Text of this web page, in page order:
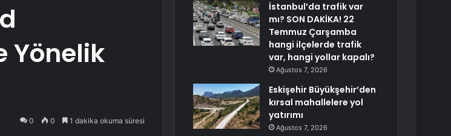
Yönelik
0 0 1 dakika okuma süresi
İstanbul’da trafik var
mı? SON DAKİKA! 22
Temmuz Çarşamba
hangi ilçelerde trafik
var, hangi yollar kapalı?
Ağustos 7, 2026
Eskişehir Büyükşehir’den
kırsal mahallelere yol
yatırımı
Ağustos 7, 2026